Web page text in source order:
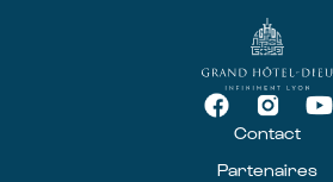
Contact
Partenaires